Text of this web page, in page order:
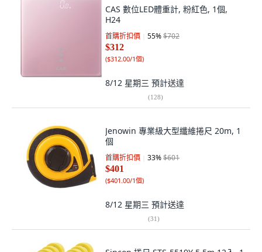
CAS 數位LED體重計, 粉紅色, 1個,
H24
首購折扣價 55%$702
$312
($312.00/1個)
8/12 星期三 預計送達
(128)
Jenowin 專業級大型纖維捲尺 20m, 1
個
首購折扣價 33%$601
$401
($401.00/1個)
8/12 星期三 預計送達
(31)